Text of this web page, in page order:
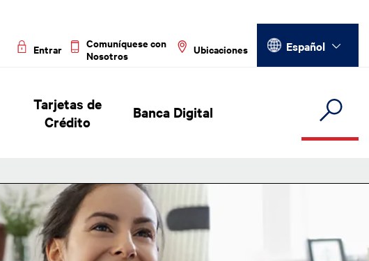
Entrar
Comuníquese con
Nosotros
Ubicaciones
Select your language
Español
Tarjetas de
Crédito
Banca Digital